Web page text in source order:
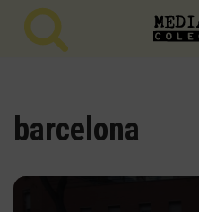
Vés
barcelona